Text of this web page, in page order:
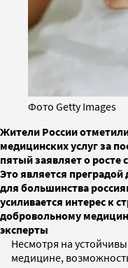
Фото Getty Images
Жители России
медицинских услуг за
пятый заявляет о росте
Это является
для большинства
усиливается интерес к
добровольному
эксперты
Несмотря на
медицине,